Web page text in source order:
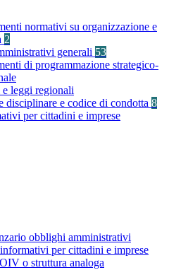
normativi su organizzazione e
2
generali 53
di programmazione strategico-
e leggi regionali
disciplinare e codice di condotta 8
per cittadini e imprese
obblighi amministrativi
per cittadini e imprese
o struttura analoga